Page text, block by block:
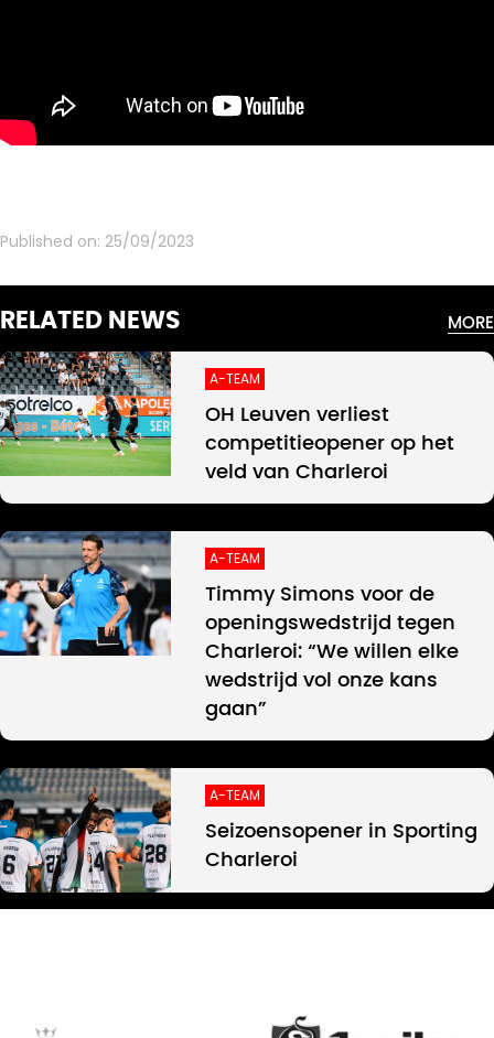
Published on: 25/09/2023
RELATED NEWS MORE
A-TEAM
OH Leuven verliest
competitieopener op het
veld van Charleroi
A-TEAM
Timmy Simons voor de
openingswedstrijd tegen
Charleroi: “We willen elke
wedstrijd vol onze kans
gaan”
A-TEAM
Seizoensopener in Sporting
Charleroi